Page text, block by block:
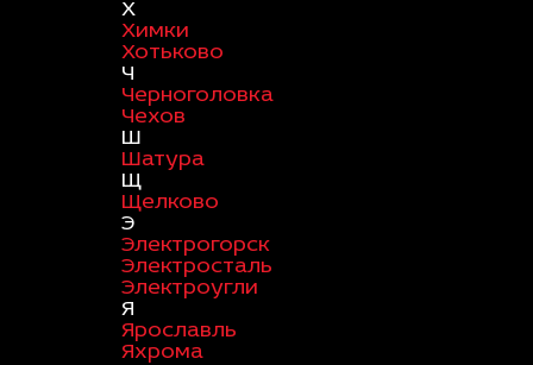
Х
Химки
Хотьково
Ч
Черноголовка
Чехов
Ш
Шатура
Щ
Щелково
Э
Электрогорск
Электросталь
Электроугли
Я
Ярославль
Яхрома